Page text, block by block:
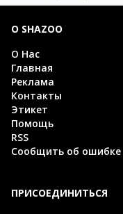
О SHAZOO
О Нас
Главная
Реклама
Контакты
Этикет
Помощь
RSS
Сообщить об ошибке
ПРИСОЕДИНИТЬСЯ